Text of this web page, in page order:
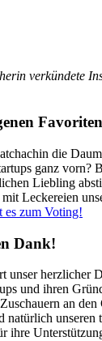
verkündete
die
ganz vorn?
Liebling
Leckereien
es zum Voting!
Dank!
unser herzlicher
und ihren
an den
natürlich unseren
ihre